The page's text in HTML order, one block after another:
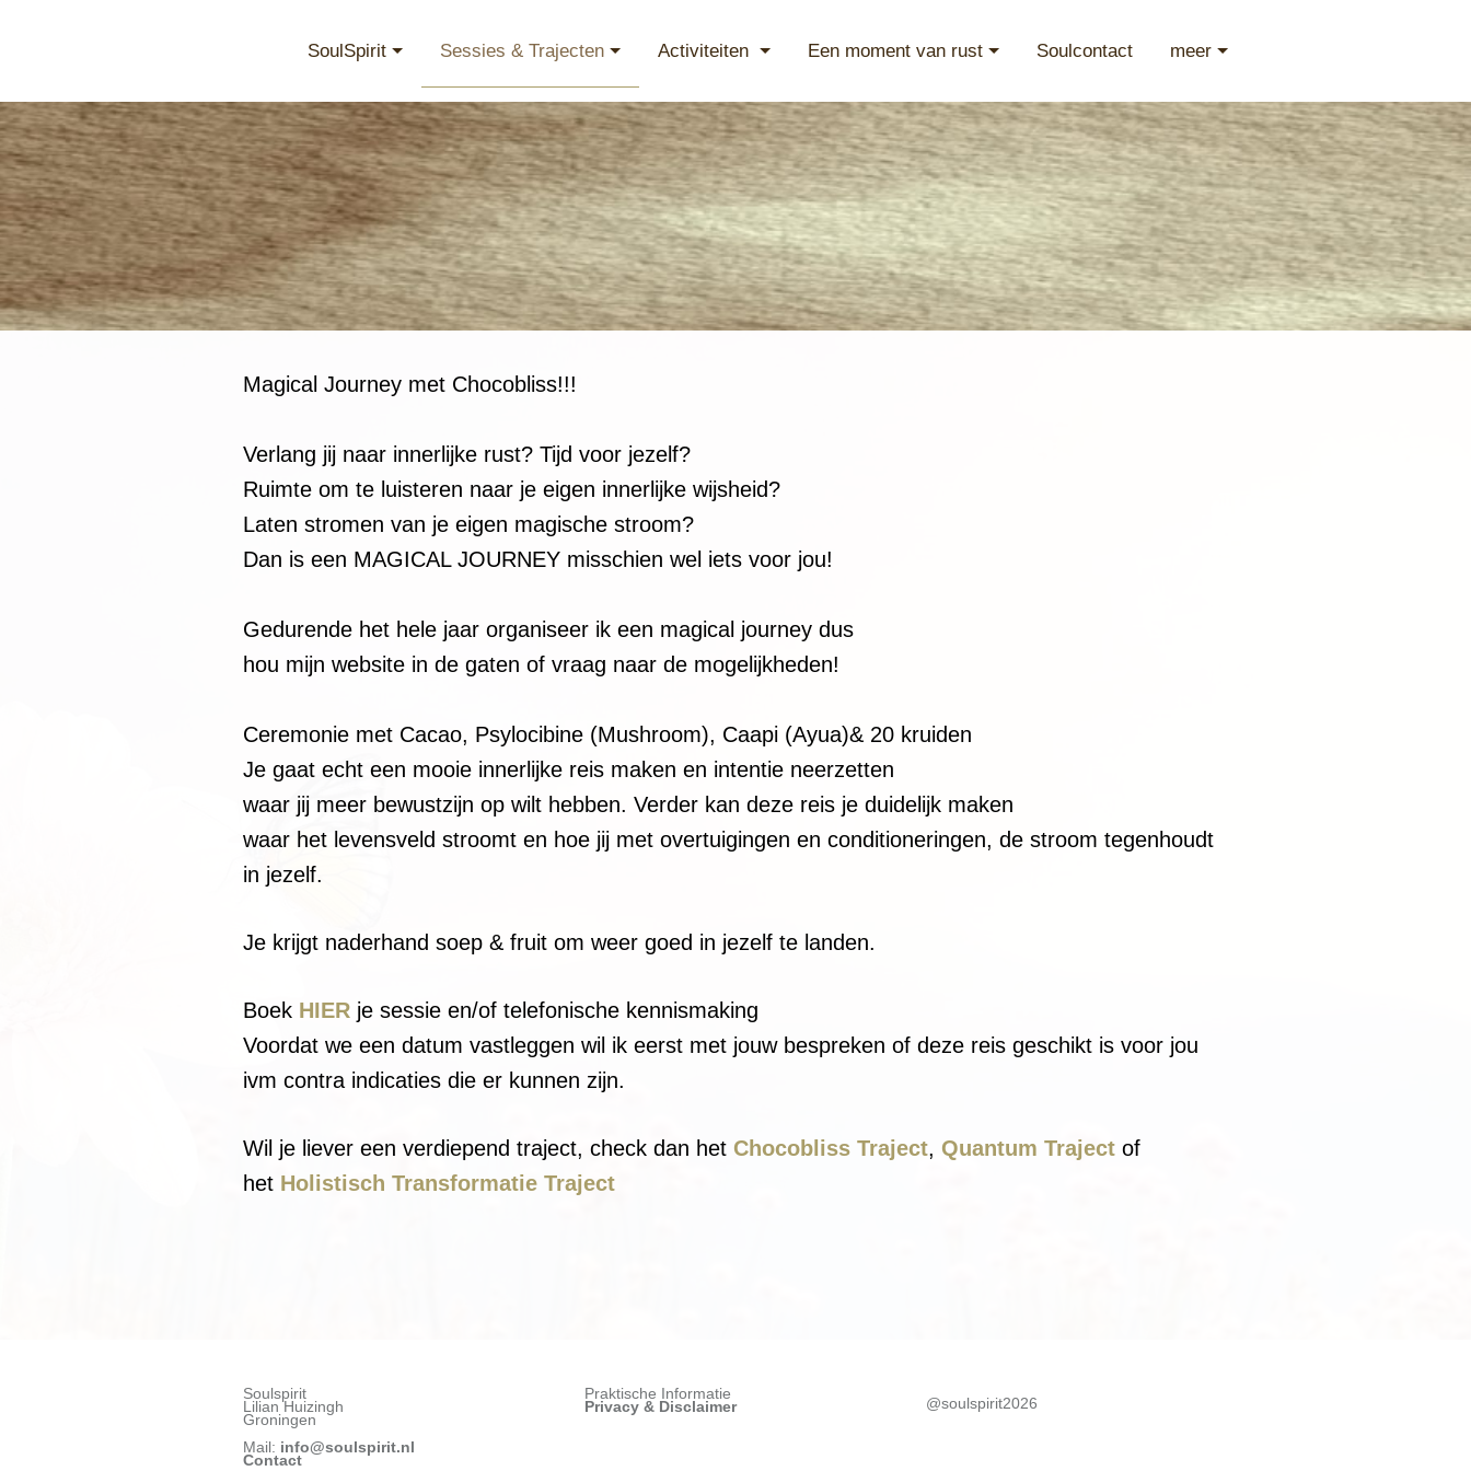
SoulSpirit Sessies & Trajecten Activiteiten Een moment van rust Soulcontact meer
Magical Journey met Chocobliss!!!
Verlang jij naar innerlijke rust? Tijd voor jezelf?
Ruimte om te luisteren naar je eigen innerlijke wijsheid?
Laten stromen van je eigen magische stroom?
Dan is een MAGICAL JOURNEY misschien wel iets voor jou!
Gedurende het hele jaar organiseer ik een magical journey dus
hou mijn website in de gaten of vraag naar de mogelijkheden!
Ceremonie met Cacao, Psylocibine (Mushroom), Caapi (Ayua)& 20 kruiden
Je gaat echt een mooie innerlijke reis maken en intentie neerzetten
waar jij meer bewustzijn op wilt hebben. Verder kan deze reis je duidelijk maken
waar het levensveld stroomt en hoe jij met overtuigingen en conditioneringen, de stroom tegenhoudt
in jezelf.
Je krijgt naderhand soep & fruit om weer goed in jezelf te landen.
Boek HIER je sessie en/of telefonische kennismaking
Voordat we een datum vastleggen wil ik eerst met jouw bespreken of deze reis geschikt is voor jou
ivm contra indicaties die er kunnen zijn.
Wil je liever een verdiepend traject, check dan het Chocobliss Traject, Quantum Traject of
het Holistisch Transformatie Traject
Soulspirit
Lilian Huizingh
Groningen
Mail: info@soulspirit.nl
Contact
Praktische Informatie
Privacy & Disclaimer @soulspirit2026